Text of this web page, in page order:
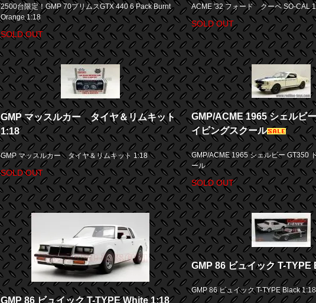
2500台限定！GMP 70プリムスGTX 440 6 Pack Burnt
Orange 1:18
SOLD OUT
ACME '32 フォード クーペ SO-CAL
SOLD OUT
GMP マッスルカー タイヤ＆リムキット
1:18
GMP マッスルカー タイヤ＆リムキット 1:18
SOLD OUT
GMP/ACME 1965 シェルビ
イビングスクール
GMP/ACME 1965 シェルビー GT350
ール
SOLD OUT
GMP 86 ビュイック T-TYPE White 1:18
GMP 86 ビュイック T-TYPE
GMP 86 ビュイック T-TYPE Black 1:18